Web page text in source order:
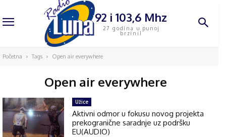
92 i 103,6 Mhz
27 godina u punoj
brzini!
Početna Tags Open air everywhere
Open air everywhere
Užice
Aktivni odmor u fokusu novog projekta
prekogranične saradnje uz podršku
EU(AUDIO)